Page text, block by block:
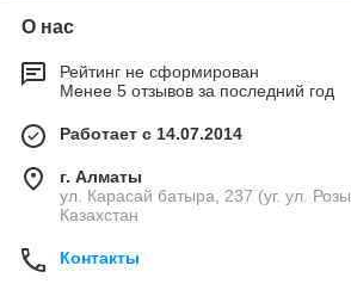
О нас
Рейтинг не сформирован
Менее 5 отзывов за последний год
Работает с 14.07.2014
г. Алматы
ул. Карасай батыра, 237 (уг. ул.
Казахстан
Контакты